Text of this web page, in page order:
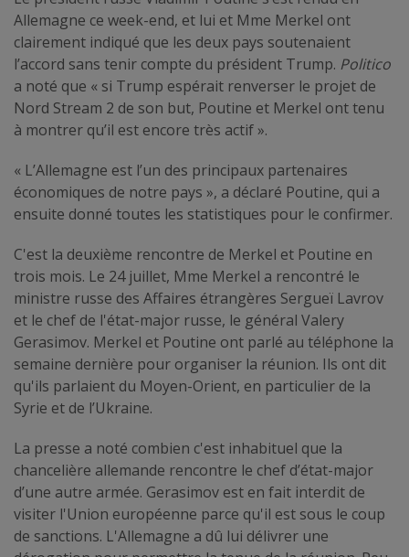
Allemagne ce week-end, et lui et Mme Merkel ont
clairement indiqué que les deux pays soutenaient
l’accord sans tenir compte du président Trump. Politico
a noté que « si Trump espérait renverser le projet de
Nord Stream 2 de son but, Poutine et Merkel ont tenu
à montrer qu’il est encore très actif ».
« L’Allemagne est l’un des principaux partenaires
économiques de notre pays », a déclaré Poutine, qui a
ensuite donné toutes les statistiques pour le confirmer.
C'est la deuxième rencontre de Merkel et Poutine en
trois mois. Le 24 juillet, Mme Merkel a rencontré le
ministre russe des Affaires étrangères Sergueï Lavrov
et le chef de l'état-major russe, le général Valery
Gerasimov. Merkel et Poutine ont parlé au téléphone la
semaine dernière pour organiser la réunion. Ils ont dit
qu'ils parlaient du Moyen-Orient, en particulier de la
Syrie et de l’Ukraine.
La presse a noté combien c'est inhabituel que la
chancelière allemande rencontre le chef d’état-major
d’une autre armée. Gerasimov est en fait interdit de
visiter l'Union européenne parce qu'il est sous le coup
de sanctions. L'Allemagne a dû lui délivrer une